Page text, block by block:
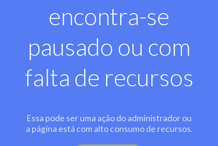
encontra-se
pausado ou com
falta de recursos
Essa pode ser uma ação do administrador ou
a página está com alto consumo de recursos.